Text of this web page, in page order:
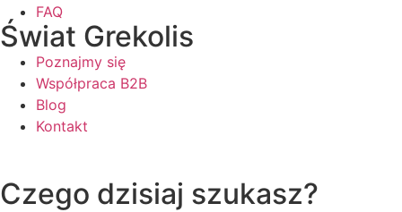
FAQ
Świat Grekolis
Poznajmy się
Współpraca B2B
Blog
Kontakt
Czego dzisiaj szukasz?